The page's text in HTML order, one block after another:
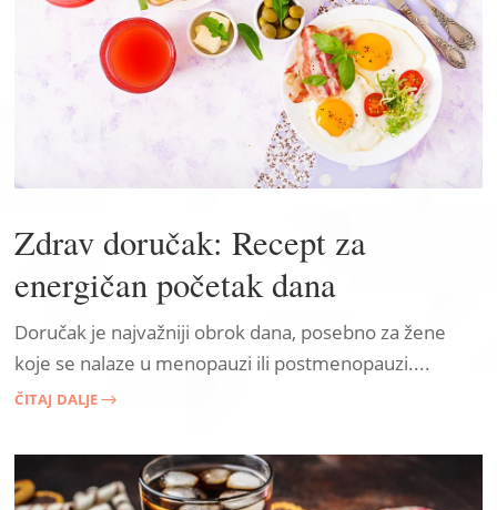
Zdrav doručak: Recept za
energičan početak dana
Doručak je najvažniji obrok dana, posebno za žene
koje se nalaze u menopauzi ili postmenopauzi....
ČITAJ DALJE$